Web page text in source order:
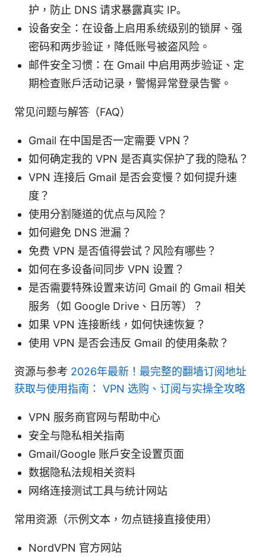
护，防止 DNS 请求暴露真实 IP。
设备安全：在设备上启用系统级别的锁屏、强
密码和两步验证，降低账号被盗风险。
邮件安全习惯：在 Gmail 中启用两步验证、定
期检查账户活动记录，警惕异常登录告警。
常见问题与解答（FAQ）
Gmail 在中国是否一定需要 VPN？
如何确定我的 VPN 是否真实保护了我的隐私？
VPN 连接后 Gmail 是否会变慢？如何提升速
度？
使用分割隧道的优点与风险？
如何避免 DNS 泄漏？
免费 VPN 是否值得尝试？风险有哪些？
如何在多设备间同步 VPN 设置？
是否需要特殊设置来访问 Gmail 的 Gmail 相关
服务（如 Google Drive、日历等）？
如果 VPN 连接断线，如何快速恢复？
使用 VPN 是否会违反 Gmail 的使用条款？
资源与参考 2026年最新！最完整的翻墙订阅地址
获取与使用指南： VPN 选购、订阅与实操全攻略
VPN 服务商官网与帮助中心
安全与隐私相关指南
Gmail/Google 账户安全设置页面
数据隐私法规相关资料
网络连接测试工具与统计网站
常用资源（示例文本，勿点链接直接使用）
NordVPN 官方网站